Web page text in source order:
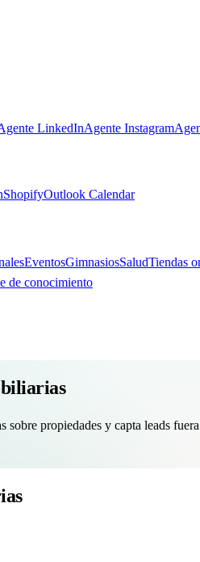
LinkedInAgente Instagram
ShopifyOutlook Calendar
EventosGimnasiosSaludTiendas
de conocimiento
sobre propiedades y capta leads